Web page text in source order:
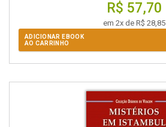
R$ 57,70
em 2x de R$ 28,85
ADICIONAR EBOOK
AO CARRINHO